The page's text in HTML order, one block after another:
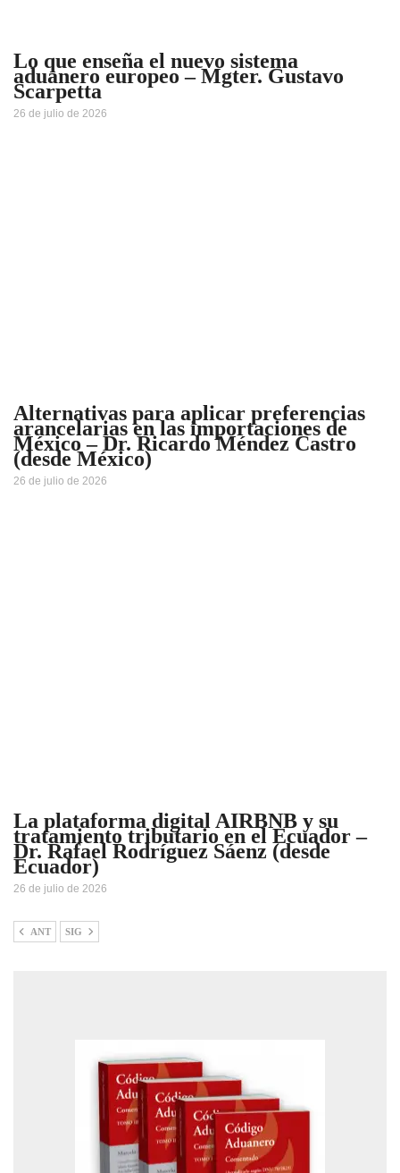
Lo que enseña el nuevo sistema
aduanero europeo – Mgter. Gustavo
Scarpetta
26 de julio de 2026
Alternativas para aplicar preferencias
arancelarias en las importaciones de
México – Dr. Ricardo Méndez Castro
(desde México)
26 de julio de 2026
La plataforma digital AIRBNB y su
tratamiento tributario en el Ecuador –
Dr. Rafael Rodríguez Sáenz (desde
Ecuador)
26 de julio de 2026
ANT SIG